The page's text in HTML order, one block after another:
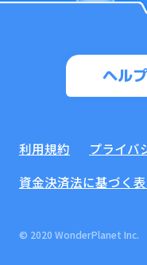
ヘル
利用規約 プライバ
資金決済法に基づく
© 2020 WonderPlanet Inc.